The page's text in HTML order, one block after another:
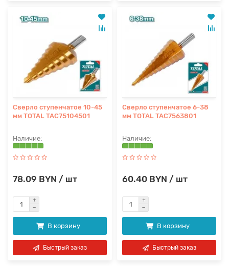
Сверло ступенчатое 10-45
мм TOTAL TAC75104501
78.09 BYN / шт
В корзину
Быстрый заказ
Сверло ступенчатое 6-38
мм TOTAL TAC7563801
60.40 BYN / шт
В корзину
Быстрый заказ